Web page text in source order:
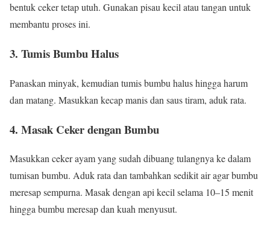
bentuk ceker tetap utuh. Gunakan pisau kecil atau tangan untuk
membantu proses ini.
3. Tumis Bumbu Halus
Panaskan minyak, kemudian tumis bumbu halus hingga harum
dan matang. Masukkan kecap manis dan saus tiram, aduk rata.
4. Masak Ceker dengan Bumbu
Masukkan ceker ayam yang sudah dibuang tulangnya ke dalam
tumisan bumbu. Aduk rata dan tambahkan sedikit air agar bumbu
meresap sempurna. Masak dengan api kecil selama 10–15 menit
hingga bumbu meresap dan kuah menyusut.